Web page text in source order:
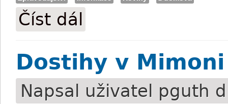
Číst dál
Dostihy v
Napsal uživatel pguth